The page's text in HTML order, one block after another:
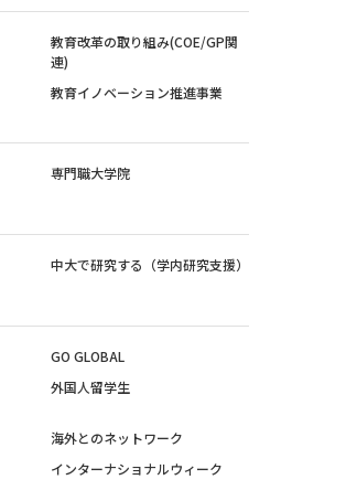
教育改革の取り組み(COE/GP関
連)
教育イノベーション推進事業
専門職大学院
中大で研究する（学内研究支援）
GO GLOBAL
外国人留学生
海外とのネットワーク
インターナショナルウィーク